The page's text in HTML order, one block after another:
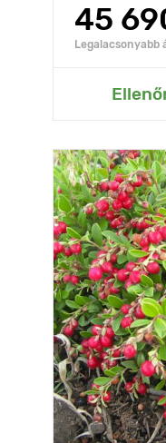
45
Legalacsonyabb